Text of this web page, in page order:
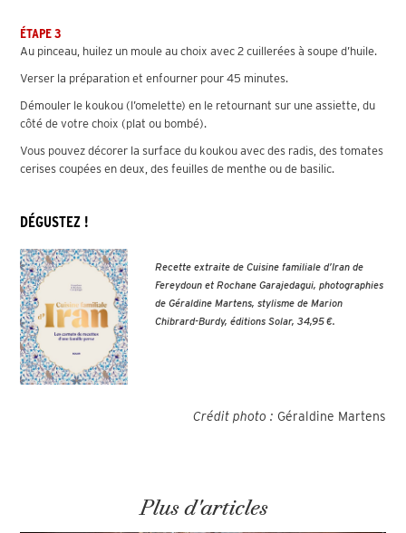
ÉTAPE 3
Au pinceau, huilez un moule au choix avec 2 cuillerées à soupe d’huile.
Verser la préparation et enfourner pour 45 minutes.
Démouler le koukou (l’omelette) en le retournant sur une assiette, du
côté de votre choix (plat ou bombé).
Vous pouvez décorer la surface du koukou avec des radis, des tomates
cerises coupées en deux, des feuilles de menthe ou de basilic.
DÉGUSTEZ !
Recette extraite de Cuisine familiale d’Iran de
Fereydoun et Rochane Garajedagui, photographies
de Géraldine Martens, stylisme de Marion
Chibrard-Burdy, éditions Solar, 34,95 €.
Crédit photo : Géraldine Martens
Plus d'articles